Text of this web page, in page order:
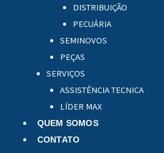
DISTRIBUIÇÃO
PECUÁRIA
SEMINOVOS
PEÇAS
SERVIÇOS
ASSISTÊNCIA TECNICA
LÍDER MAX
QUEM SOMOS
CONTATO